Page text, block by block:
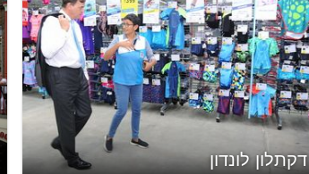
דקתלון לונדון